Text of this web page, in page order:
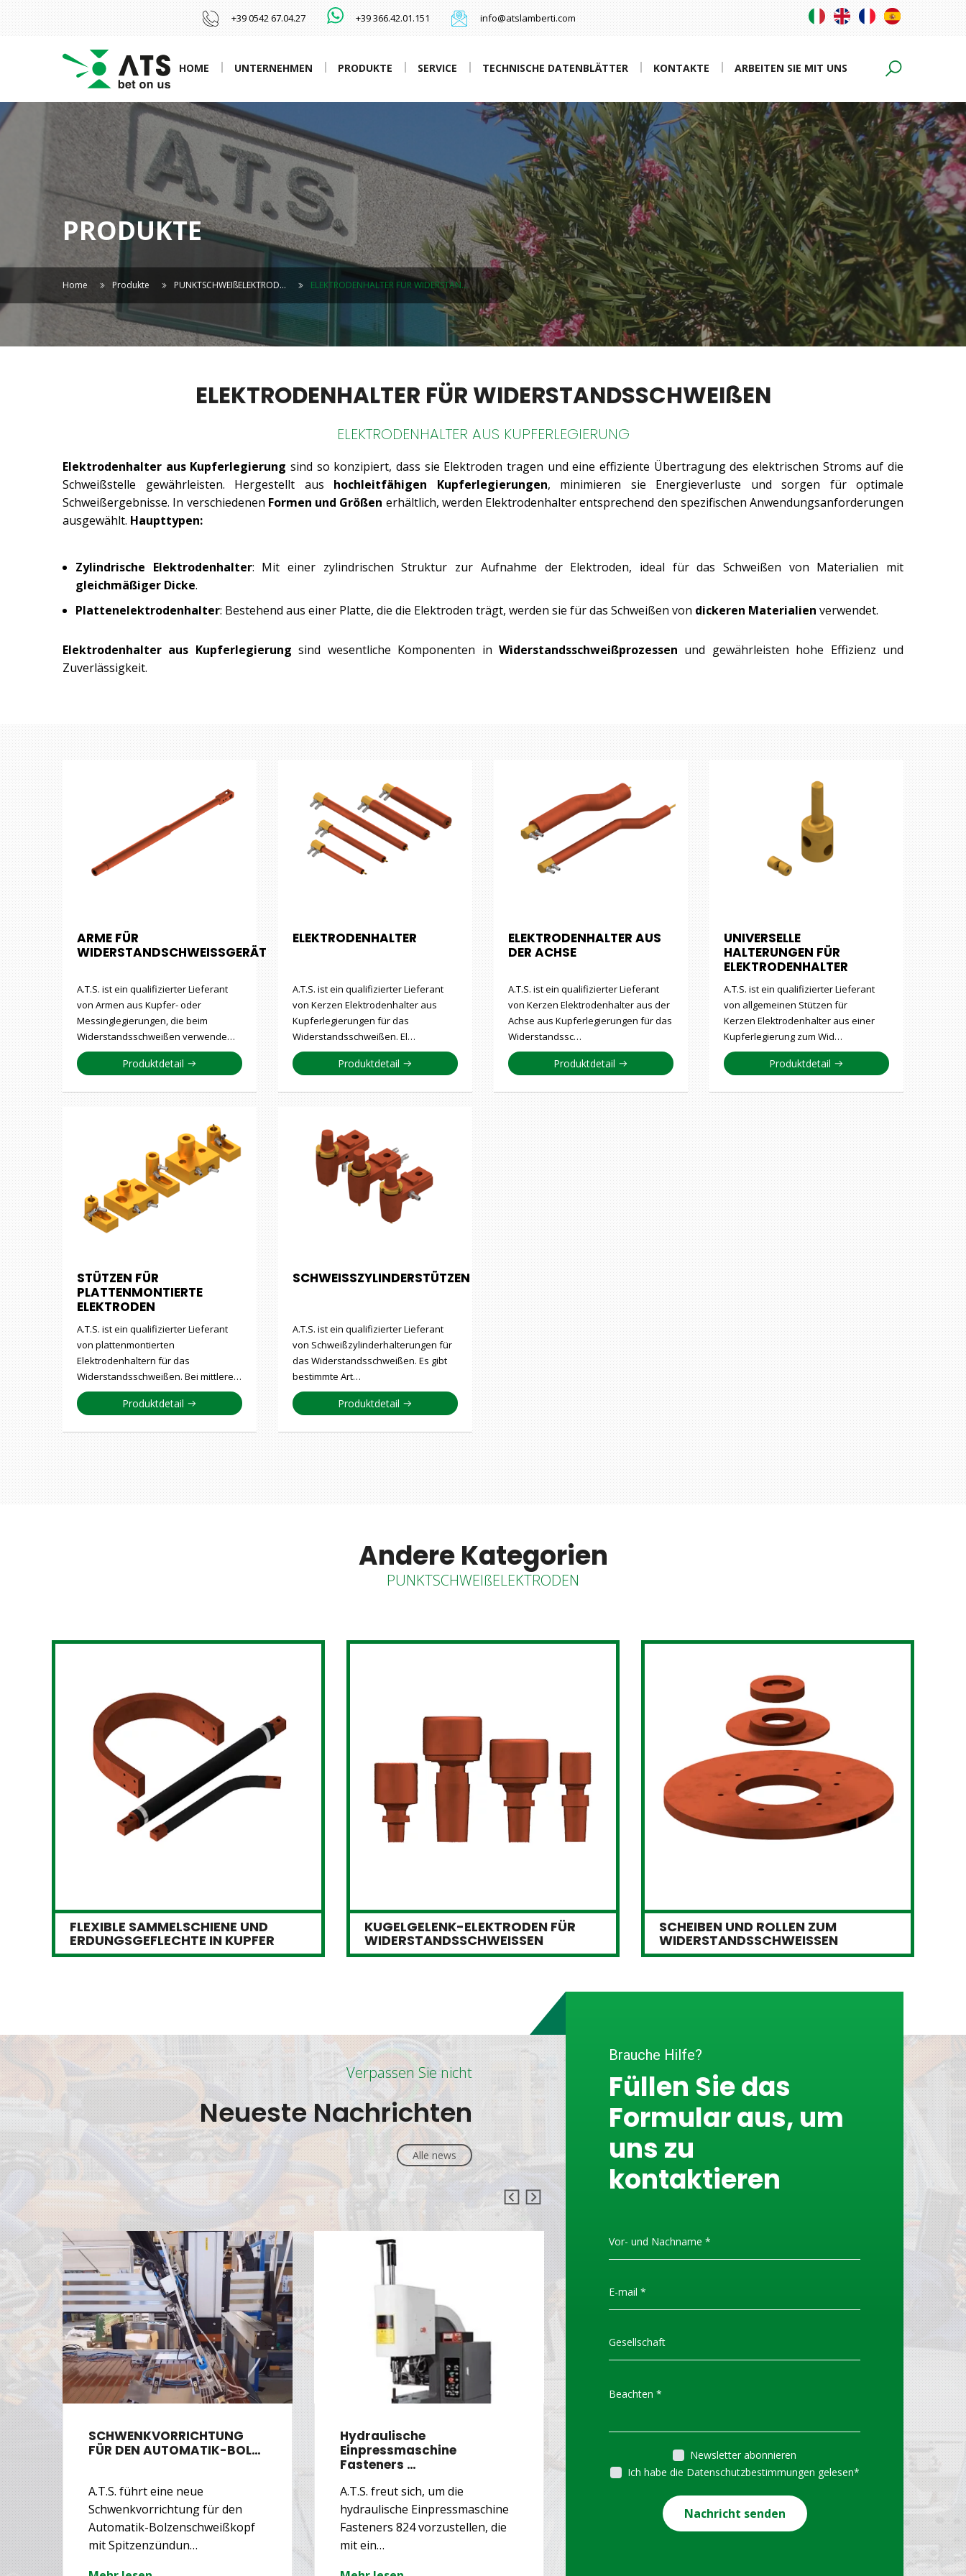
+39 0542 67.04.27 +39 366.42.01.151 info@atslamberti.com
HOME UNTERNEHMEN PRODUKTE SERVICE TECHNISCHE DATENBLÄTTER KONTAKTE ARBEITEN SIE MIT UNS
PRODUKTE
Home Produkte PUNKTSCHWEIßELEKTROD… ELEKTRODENHALTER FÜR WIDERSTAN…
ELEKTRODENHALTER FÜR WIDERSTANDSSCHWEIßEN
ELEKTRODENHALTER AUS KUPFERLEGIERUNG
Elektrodenhalter aus Kupferlegierung sind so konzipiert, dass sie Elektroden tragen und eine effiziente Übertragung des elektrischen Stroms auf die
Schweißstelle gewährleisten. Hergestellt aus hochleitfähigen Kupferlegierungen, minimieren sie Energieverluste und sorgen für optimale
Schweißergebnisse. In verschiedenen Formen und Größen erhältlich, werden Elektrodenhalter entsprechend den spezifischen Anwendungsanforderungen
ausgewählt. Haupttypen:
Zylindrische Elektrodenhalter: Mit einer zylindrischen Struktur zur Aufnahme der Elektroden, ideal für das Schweißen von Materialien mit
gleichmäßiger Dicke.
Plattenelektrodenhalter: Bestehend aus einer Platte, die die Elektroden trägt, werden sie für das Schweißen von dickeren Materialien verwendet.
Elektrodenhalter aus Kupferlegierung sind wesentliche Komponenten in Widerstandsschweißprozessen und gewährleisten hohe Effizienz und
Zuverlässigkeit.
ARME FÜR
WIDERSTANDSCHWEISSGERÄT
A.T.S. ist ein qualifizierter Lieferant
von Armen aus Kupfer- oder
Messinglegierungen, die beim
Widerstandsschweißen verwende…
Produktdetail
ELEKTRODENHALTER
A.T.S. ist ein qualifizierter Lieferant
von Kerzen Elektrodenhalter aus
Kupferlegierungen für das
Widerstandsschweißen. El…
Produktdetail
ELEKTRODENHALTER AUS
DER ACHSE
A.T.S. ist ein qualifizierter Lieferant
von Kerzen Elektrodenhalter aus der
Achse aus Kupferlegierungen für das
Widerstandssc…
Produktdetail
UNIVERSELLE
HALTERUNGEN FÜR
ELEKTRODENHALTER
A.T.S. ist ein qualifizierter Lieferant
von allgemeinen Stützen für
Kerzen Elektrodenhalter aus einer
Kupferlegierung zum Wid…
Produktdetail
STÜTZEN FÜR
PLATTENMONTIERTE
ELEKTRODEN
A.T.S. ist ein qualifizierter Lieferant
von plattenmontierten
Elektrodenhaltern für das
Widerstandsschweißen. Bei mittlere…
Produktdetail
SCHWEISSZYLINDERSTÜTZEN
A.T.S. ist ein qualifizierter Lieferant
von Schweißzylinderhalterungen für
das Widerstandsschweißen. Es gibt
bestimmte Art…
Produktdetail
Andere Kategorien
PUNKTSCHWEIßELEKTRODEN
FLEXIBLE SAMMELSCHIENE UND
ERDUNGSGEFLECHTE IN KUPFER
KUGELGELENK-ELEKTRODEN FÜR
WIDERSTANDSSCHWEISSEN
SCHEIBEN UND ROLLEN ZUM
WIDERSTANDSSCHWEISSEN
Verpassen Sie nicht
Neueste Nachrichten
Alle news
SCHWENKVORRICHTUNG
FÜR DEN AUTOMATIK-BOL…
A.T.S. führt eine neue
Schwenkvorrichtung für den
Automatik-Bolzenschweißkopf
mit Spitzenzündun…
Hydraulische
Einpressmaschine
Fasteners …
A.T.S. freut sich, um die
hydraulische Einpressmaschine
Fasteners 824 vorzustellen, die
mit ein…
INNOVATION VON TECNA
Nachrichten über die Palette von
Tecna Balancers an. An den
Brauche Hilfe?
Füllen Sie das
Formular aus, um
uns zu
kontaktieren
Newsletter abonnieren
Ich habe die Datenschutzbestimmungen gelesen*
Nachricht senden